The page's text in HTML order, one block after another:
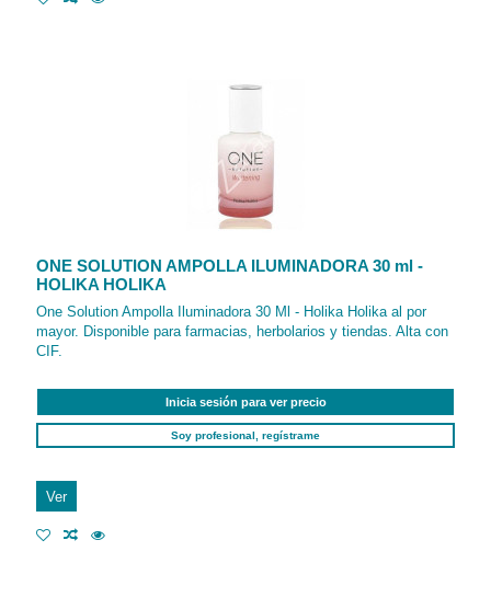
ONE SOLUTION AMPOLLA ILUMINADORA 30 ml -
HOLIKA HOLIKA
One Solution Ampolla Iluminadora 30 Ml - Holika Holika al por
mayor. Disponible para farmacias, herbolarios y tiendas. Alta con
CIF.
Inicia sesión para ver precio
Soy profesional, regístrame
Ver